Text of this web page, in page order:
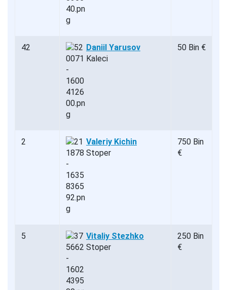
42
Daniil Yarusov
Kaleci
50 Bin €
2
Valeriy Kichin
Stoper
750 Bin
€
5
Vitaliy Stezhko
Stoper
250 Bin
€